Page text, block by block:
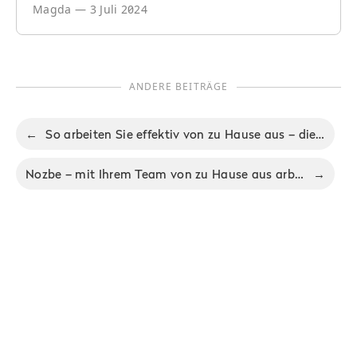
Magda — 3 Juli 2024
ANDERE BEITRÄGE
← So arbeiten Sie effektiv von zu Hause aus – die besten Tipps
Nozbe – mit Ihrem Team von zu Hause aus arbeiten →